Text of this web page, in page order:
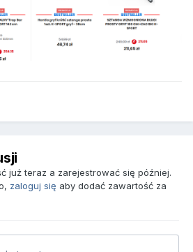
już teraz a zarejestrować się później.
zaloguj się aby dodać zawartość za